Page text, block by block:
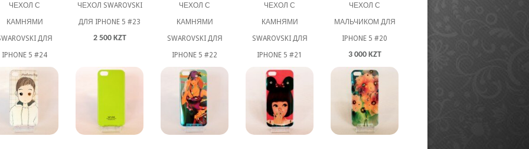
ЧЕХОЛ С
КАМНЯМИ
ДЛЯ
IPHONE 5 #24
3 000 KZT
ЧЕХОЛ SWAROVSKI
ДЛЯ IPHONE 5 #23
2 500 KZT
ЧЕХОЛ С
КАМНЯМИ
SWAROVSKI ДЛЯ
IPHONE 5 #22
3 000 KZT
ЧЕХОЛ С
КАМНЯМИ
SWAROVSKI ДЛЯ
IPHONE 5 #21
3 000 KZT
ЧЕХОЛ С
МАЛЬЧИКОМ ДЛЯ
IPHONE 5 #20
3 000 KZT